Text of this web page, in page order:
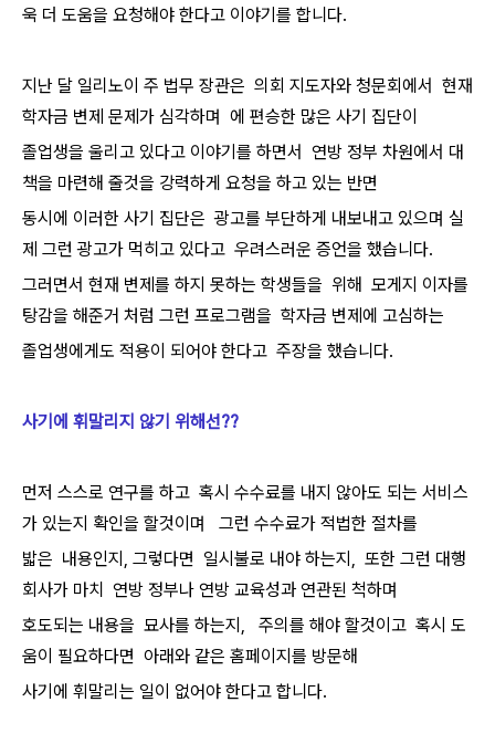
욱 더 도움을 요청해야 한다고 이야기를 합니다.
지난 달 일리노이 주 법무 장관은 의회 지도자와 청문회에서 현재
학자금 변제 문제가 심각하며 에 편승한 많은 사기 집단이
졸업생을 울리고 있다고 이야기를 하면서 연방 정부 차원에서 대
책을 마련해 줄것을 강력하게 요청을 하고 있는 반면
동시에 이러한 사기 집단은 광고를 부단하게 내보내고 있으며 실
제 그런 광고가 먹히고 있다고 우려스러운 증언을 했습니다.
그러면서 현재 변제를 하지 못하는 학생들을 위해 모게지 이자를
탕감을 해준거 처럼 그런 프로그램을 학자금 변제에 고심하는
졸업생에게도 적용이 되어야 한다고 주장을 했습니다.
사기에 휘말리지 않기 위해선??
먼저 스스로 연구를 하고 혹시 수수료를 내지 않아도 되는 서비스
가 있는지 확인을 할것이며 그런 수수료가 적법한 절차를
밟은 내용인지, 그렇다면 일시불로 내야 하는지, 또한 그런 대행
회사가 마치 연방 정부나 연방 교육성과 연관된 척하며
호도되는 내용을 묘사를 하는지, 주의를 해야 할것이고 혹시 도
움이 필요하다면 아래와 같은 홈페이지를 방문해
사기에 휘말리는 일이 없어야 한다고 합니다.